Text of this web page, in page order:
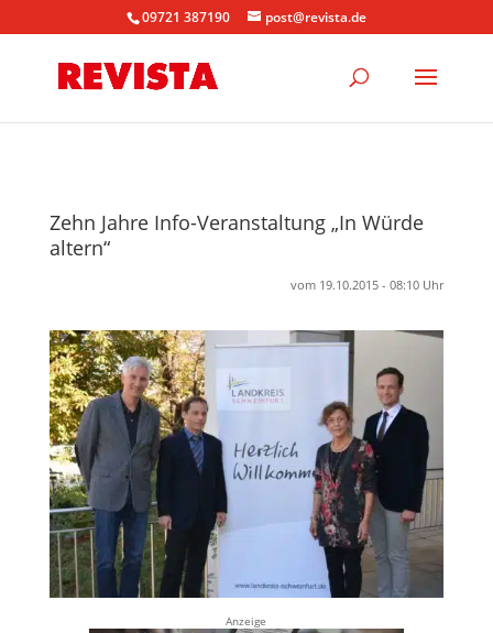
09721 387190 post@revista.de
Zehn Jahre Info-Veranstaltung „In Würde
altern“
vom 19.10.2015 - 08:10 Uhr
Anzeige